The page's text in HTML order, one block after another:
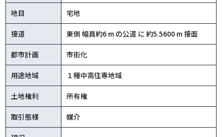
地目 宅地
接道 東側 幅員約6 m の公道 に 約5.5600 m 接面
都市計画 市街化
用途地域 １種中高住専地域
土地権利 所有権
取引態様 媒介